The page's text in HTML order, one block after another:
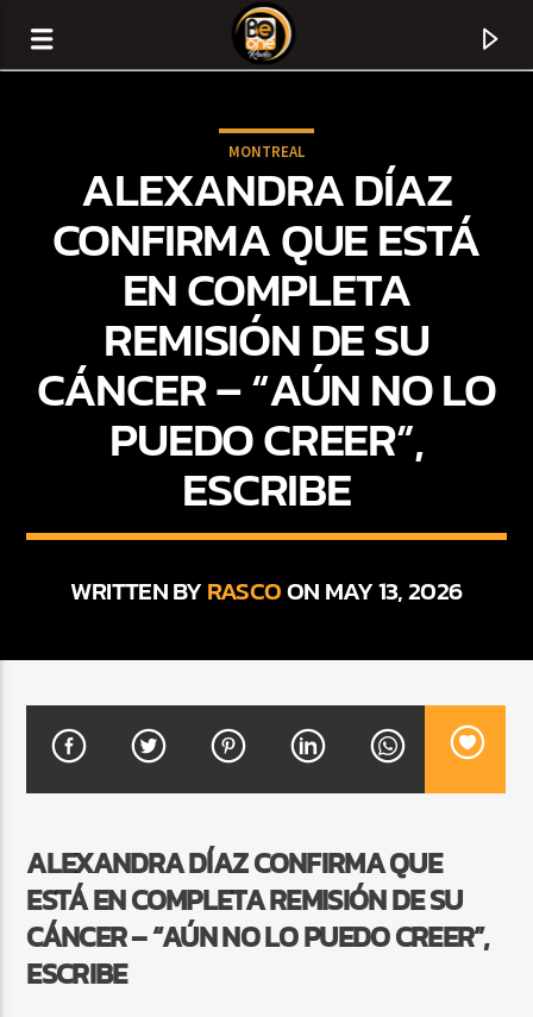
CURRENT TRACK
BALADAS Y VALLENATO
MONTREAL
ALEXANDRA DÍAZ
CONFIRMA QUE ESTÁ
EN COMPLETA
REMISIÓN DE SU
CÁNCER – “AÚN NO LO
PUEDO CREER”,
ESCRIBE
WRITTEN BYRASCOON MAY 13, 2026
ALEXANDRA DÍAZ CONFIRMA QUE
ESTÁ EN COMPLETA REMISIÓN DE SU
CÁNCER – “AÚN NO LO PUEDO CREER”,
ESCRIBE